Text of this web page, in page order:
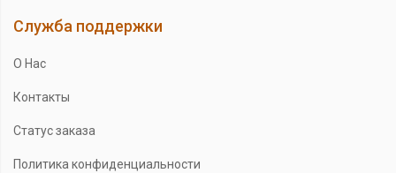
Служба поддержки
О Нас
Контакты
Статус заказа
Политика конфиденциальности